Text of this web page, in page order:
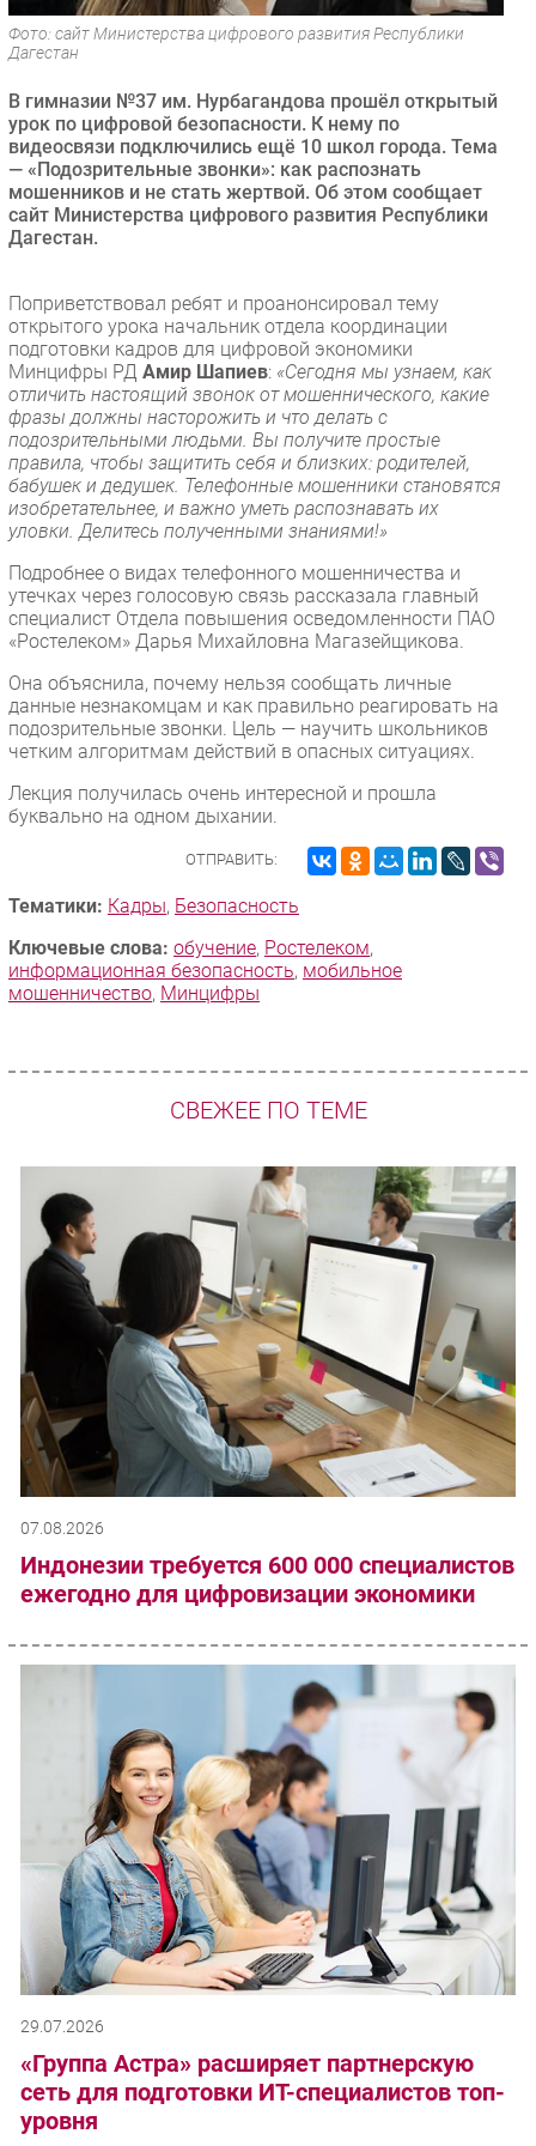
Безопасность
Инновации
CIO/Управление ИТ
Гаджеты
Здоровье
РАЗДЕЛЫ
Аналитика
Интервью
Мероприятия
Проекты
IT класс
Тестовый стенд
Каталог компаний
Фото: сайт Министерства цифрового развития Республики
Дагестан
В гимназии №37 им. Нурбагандова прошёл открытый
урок по цифровой безопасности. К нему по
видеосвязи подключились ещё 10 школ города. Тема
— «Подозрительные звонки»: как распознать
мошенников и не стать жертвой. Об этом сообщает
сайт Министерства цифрового развития Республики
Дагестан.
Поприветствовал ребят и проанонсировал тему
открытого урока начальник отдела координации
подготовки кадров для цифровой экономики
Минцифры РД Амир Шапиев: «Сегодня мы узнаем, как
отличить настоящий звонок от мошеннического, какие
фразы должны насторожить и что делать с
подозрительными людьми. Вы получите простые
правила, чтобы защитить себя и близких: родителей,
бабушек и дедушек. Телефонные мошенники становятся
изобретательнее, и важно уметь распознавать их
уловки. Делитесь полученными знаниями!»
Подробнее о видах телефонного мошенничества и
утечках через голосовую связь рассказала главный
специалист Отдела повышения осведомленности ПАО
«Ростелеком» Дарья Михайловна Магазейщикова.
Она объяснила, почему нельзя сообщать личные
данные незнакомцам и как правильно реагировать на
подозрительные звонки. Цель — научить школьников
четким алгоритмам действий в опасных ситуациях.
Лекция получилась очень интересной и прошла
буквально на одном дыхании.
ОТПРАВИТЬ:
Тематики: Кадры, Безопасность
Ключевые слова: обучение, Ростелеком,
информационная безопасность, мобильное
мошенничество, Минцифры
СВЕЖЕЕ ПО ТЕМЕ
07.08.2026
Индонезии требуется 600 000 специалистов
ежегодно для цифровизации экономики
29.07.2026
«Группа Астра» расширяет партнерскую
сеть для подготовки ИТ-специалистов топ-
уровня